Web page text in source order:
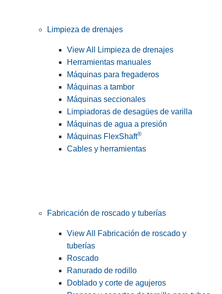
Limpieza de drenajes
View All Limpieza de drenajes
Herramientas manuales
Máquinas para fregaderos
Máquinas a tambor
Máquinas seccionales
Limpiadoras de desagües de varilla
Máquinas de agua a presión
Máquinas FlexShaft®
Cables y herramientas
Fabricación de roscado y tuberías
View All Fabricación de roscado y
tuberías
Roscado
Ranurado de rodillo
Doblado y corte de agujeros